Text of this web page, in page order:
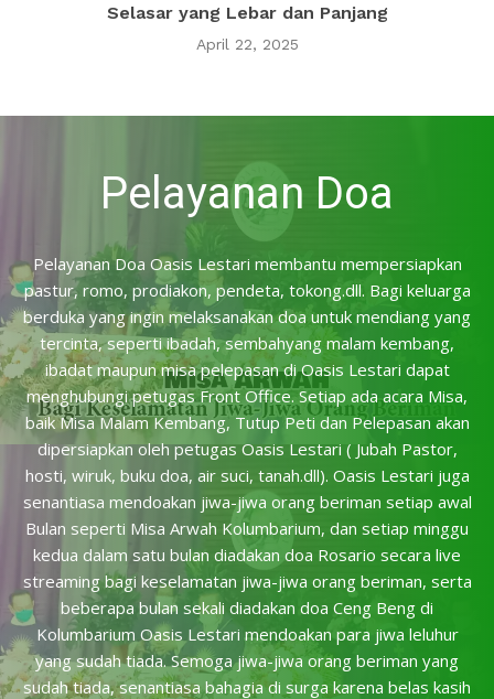
Selasar yang Lebar dan Panjang
April 22, 2025
Pelayanan Doa
Pelayanan Doa Oasis Lestari membantu mempersiapkan
pastur, romo, prodiakon, pendeta, tokong.dll. Bagi keluarga
berduka yang ingin melaksanakan doa untuk mendiang yang
tercinta, seperti ibadah, sembahyang malam kembang,
ibadat maupun misa pelepasan di Oasis Lestari dapat
menghubungi petugas Front Office. Setiap ada acara Misa,
baik Misa Malam Kembang, Tutup Peti dan Pelepasan akan
dipersiapkan oleh petugas Oasis Lestari ( Jubah Pastor,
hosti, wiruk, buku doa, air suci, tanah.dll). Oasis Lestari juga
senantiasa mendoakan jiwa-jiwa orang beriman setiap awal
Bulan seperti Misa Arwah Kolumbarium, dan setiap minggu
kedua dalam satu bulan diadakan doa Rosario secara live
streaming bagi keselamatan jiwa-jiwa orang beriman, serta
beberapa bulan sekali diadakan doa Ceng Beng di
Kolumbarium Oasis Lestari mendoakan para jiwa leluhur
yang sudah tiada. Semoga jiwa-jiwa orang beriman yang
sudah tiada, senantiasa bahagia di surga karena belas kasih